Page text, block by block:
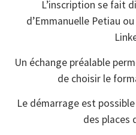
L’inscription se fait
d’Emmanuelle Petiau
Un échange préalable
de choisir le
Le démarrage est
des places